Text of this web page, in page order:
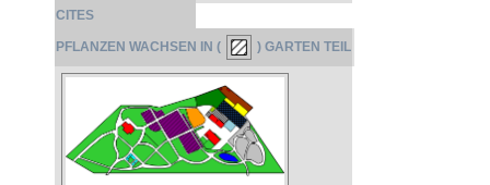
CITES
PFLANZEN WACHSEN IN ( ) GARTEN TEIL